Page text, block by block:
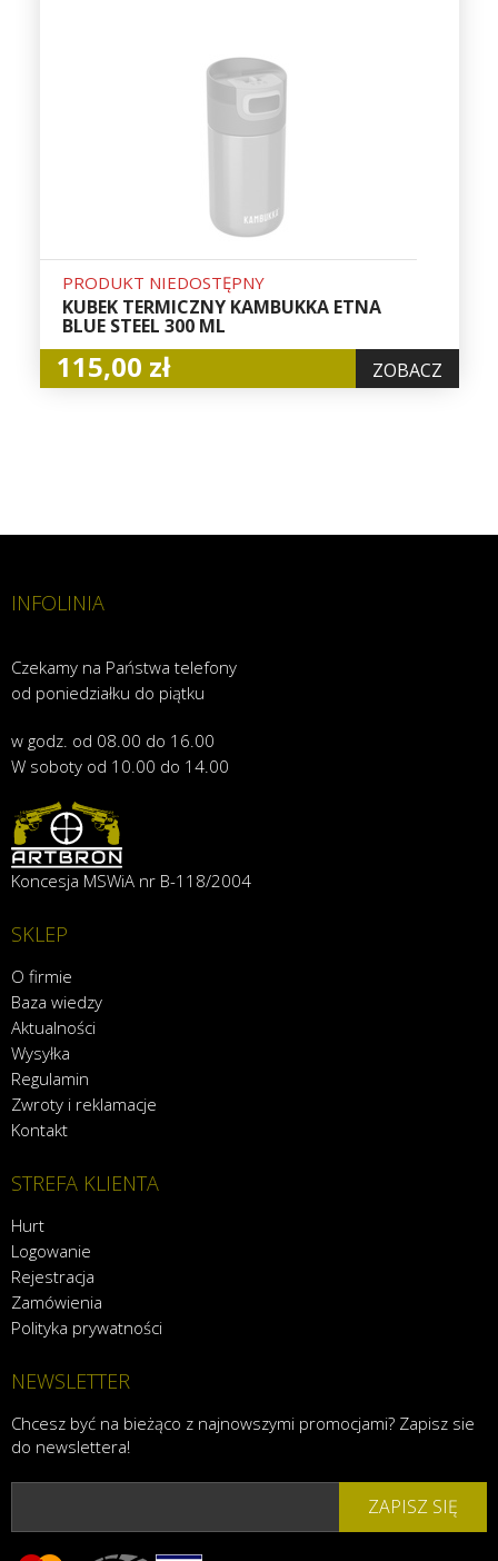
PRODUKT NIEDOSTĘPNY
KUBEK TERMICZNY KAMBUKKA ETNA
BLUE STEEL 300 ML
115,00 zł ZOBACZ
INFOLINIA
Czekamy na Państwa telefony
od poniedziałku do piątku
w godz. od 08.00 do 16.00
W soboty od 10.00 do 14.00
Koncesja MSWiA nr B-118/2004
SKLEP
O firmie
Baza wiedzy
Aktualności
Wysyłka
Regulamin
Zwroty i reklamacje
Kontakt
STREFA KLIENTA
Hurt
Logowanie
Rejestracja
Zamówienia
Polityka prywatności
NEWSLETTER
Chcesz być na bieżąco z najnowszymi promocjami? Zapisz sie
do newslettera!
ZAPISZ SIĘ